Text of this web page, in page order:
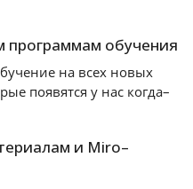
программам обучения
на всех новых
появятся у нас когда–
и Miro–